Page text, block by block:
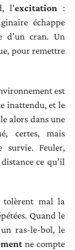
l’excitation :
échappe
d’un cran. Un
pour remettre
est
inattendu, et le
alors dans une
certes, mais
survie. Feuler,
ce qu’il
tolèrent mal la
Quand le
ras-le-bol, le
ne compte